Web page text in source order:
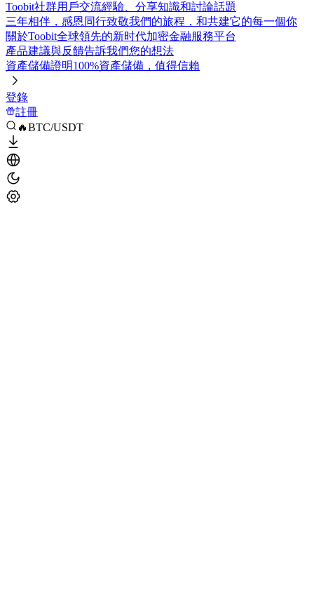
Toobit社群用戶交流經驗、分享知識和討論話題
三年相伴，感恩同行致敬我們的旅程，和共建它的每一個你
關於Toobit全球領先的新时代加密金融服務平台
產品建議與反饋告訴我們您的想法
資產儲備證明100%資產儲備，值得信賴
登錄
註冊
🔥BTC/USDT